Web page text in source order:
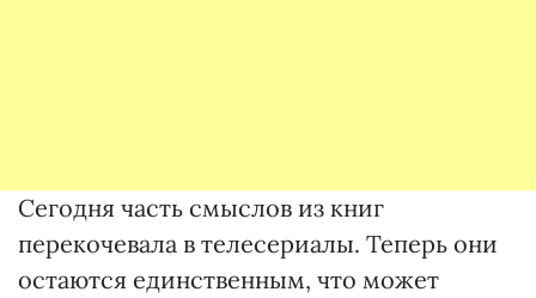
Сегодня часть смыслов из книг
перекочевала в телесериалы. Теперь они
остаются единственным, что может